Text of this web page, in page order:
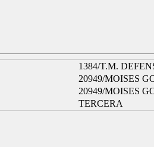
1384/T.M.
20949/MOISES
20949/MOISES
TERCERA